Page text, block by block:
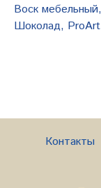
Воск мебельный,
Шоколад, ProArt
Контакты